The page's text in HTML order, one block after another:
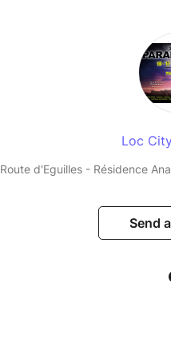
: (Châteaux et Demeures
paranormales qui ont
d'esprits ou d'entités
en direct live avec une
cette expérience
être toujours
: (Sessions en
Loc
d'Eguilles - Résidence
Send